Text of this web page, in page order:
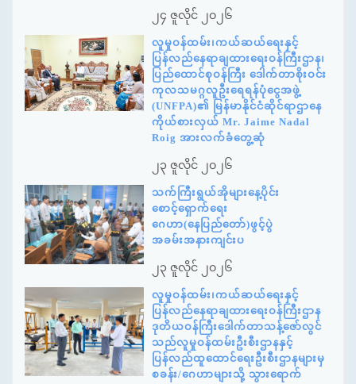
၂၄ ဇူလိုင် ၂၀၂၆
လူမှုဝန်ထမ်း၊ကယ်ဆယ်ရေးနှင့်
ပြန်လည်နေရာချထားရေးဝန်ကြီးဌာန၊
ပြည်ထောင်စုဝန်ကြီး ဒေါက်တာစိုးဝင်း
ကုလသမဂ္ဂလူဦးရေရန်ပုံငွေအဖွဲ့
(UNFPA)၏ မြန်မာနိုင်ငံဆိုင်ရာဌာနေ
ကိုယ်စားလှယ် Mr. Jaime Nadal
Roig အားလက်ခံတွေ့ဆုံ
၂၃ ဇူလိုင် ၂၀၂၆
သက်ကြီးရွယ်အိုများနေ့ပိုင်း
စောင့်ရှောက်ရေး
ဂေဟာ(နေပြည်တော်)ဖွင့်ပွဲ
အခမ်းအနားကျင်းပ
၂၃ ဇူလိုင် ၂၀၂၆
လူမှုဝန်ထမ်း၊ကယ်ဆယ်ရေးနှင့်
ပြန်လည်နေရာချထားရေးဝန်ကြီးဌာန
ဒုတိယဝန်ကြီးဒေါက်တာသန့်ဇော်လွင်
သည်လူမှုဝန်ထမ်းဦးစီးဌာနနှင့်
ပြန်လည်ထူထောင်ရေးဦးစီးဌာနများမှ
စခန်း/ဂေဟာများသို့ သွားရောက်